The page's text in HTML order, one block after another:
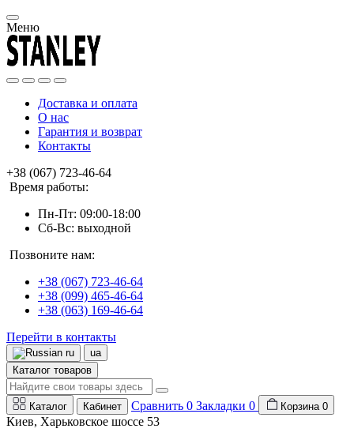
Меню
Доставка и оплата
О нас
Гарантия и возврат
Контакты
+38 (067) 723-46-64
Время работы:
Пн-Пт: 09:00-18:00
Сб-Вс: выходной
Позвоните нам:
+38 (067) 723-46-64
+38 (099) 465-46-64
+38 (063) 169-46-64
Перейти в контакты
ru
ua
Каталог товаров
Каталог Кабинет Сравнить 0 Закладки 0 Корзина 0
Киев, Харьковское шоссе 53